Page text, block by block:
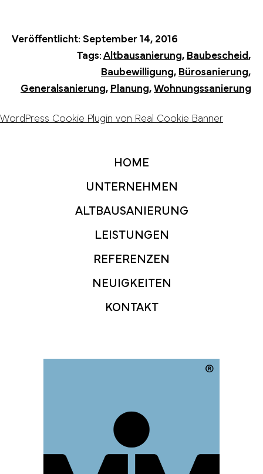
Veröffentlicht:September 14, 2016
Tags:Altbausanierung,Baubescheid,
Baubewilligung,Bürosanierung,
Generalsanierung,Planung,Wohnungssanierung
WordPress Cookie Plugin von Real Cookie Banner
HOME
UNTERNEHMEN
ALTBAUSANIERUNG
LEISTUNGEN
REFERENZEN
NEUIGKEITEN
KONTAKT